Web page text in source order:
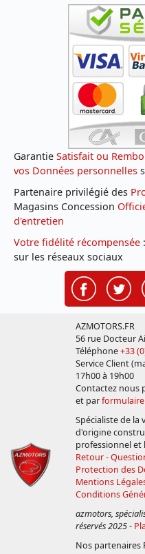
Garantie Satisfait ou
vos Données personnelles
Partenaire privilégié des
Magasins Concession
d'entretien
Votre fidélité récompensée
sur les réseaux sociaux
AZMOTORS.FR
56 rue Docteur
Téléphone+33
Service Client
17h00 à 19h00
Contactez nous
et par
Spécialiste de la
d'origine
professionnel et
Retour -
Protection des
Mentions
Conditions
azmotors,
réservés 2025-
Nos partenaires